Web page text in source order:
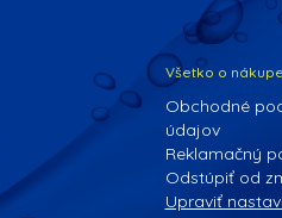
Všetko o nákupe
Obchodné
údajov
Reklamačný
Odstúpiť od
Upraviť